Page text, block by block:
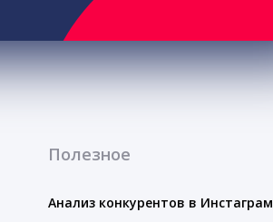
Полезное
Анализ конкурентов в Инстаграм